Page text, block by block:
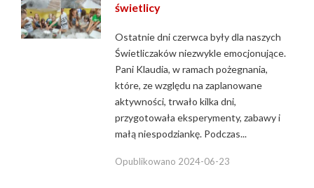
świetlicy
Ostatnie dni czerwca były dla naszych
Świetliczaków niezwykle emocjonujące.
Pani Klaudia, w ramach pożegnania,
które, ze względu na zaplanowane
aktywności, trwało kilka dni,
przygotowała eksperymenty, zabawy i
małą niespodziankę. Podczas...
Opublikowano 2024-06-23